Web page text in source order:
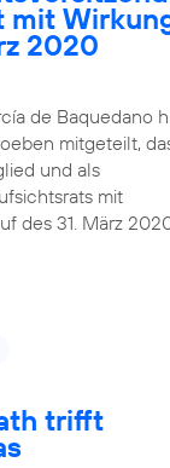
mit
2020
de Baquedano
mitgeteilt,
und als
mit
des 31. März
trifft